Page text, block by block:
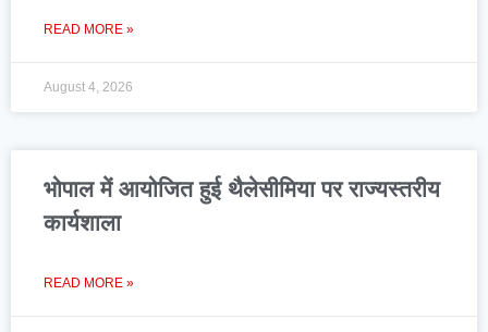
READ MORE »
August 4, 2026
भोपाल में आयोजित हुई थैलेसीमिया पर राज्यस्तरीय
कार्यशाला
READ MORE »